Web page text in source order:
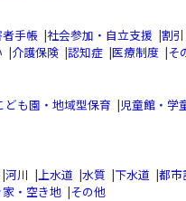
者手帳 |社会参加・自立支援 |割
|介護保険 |認知症 |医療制度 |そ
も園・地域型保育 |児童館・学
|河川 |上水道 |水質 |下水道 |都市
家・空き地 |その他